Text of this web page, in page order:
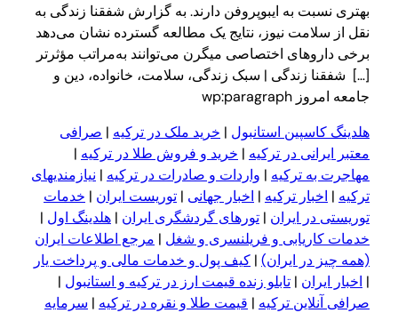
بهتری نسبت به ایبوپروفن دارند. به گزارش شفقنا زندگی به
نقل از سلامت نیوز، نتایج یک مطالعه گسترده نشان می‌دهد
برخی داروهای اختصاصی میگرن می‌توانند به‌مراتب مؤثرتر
[…] شفقنا زندگی | سبک زندگی، سلامت، خانواده، دین و
جامعه امروز wp:paragraph
هلدینگ کاسپین استانبول| خرید ملک در ترکیه|صرافی
معتبر ایرانی در ترکیه|خرید و فروش طلا در ترکیه|
مهاجرت به ترکیه|واردات و صادرات در ترکیه|نیازمندیهای
ترکیه|اخبار ترکیه|اخبار جهانی| توریست ایران |خدمات
توریستی در ایران |تورهای گردشگری ایران |هلدینگ اول|
خدمات کاریابی و فریلنسری و شغل| مرجع اطلاعات ایران
(همه چیز در ایران)|کیف پول و خدمات مالی و پرداخت یار
اخبار ایران |تابلو زنده قیمت ارز در ترکیه و استانبول|
صرافی آنلاین ترکیه|قیمت طلا و نقره در ترکیه|سرمایه